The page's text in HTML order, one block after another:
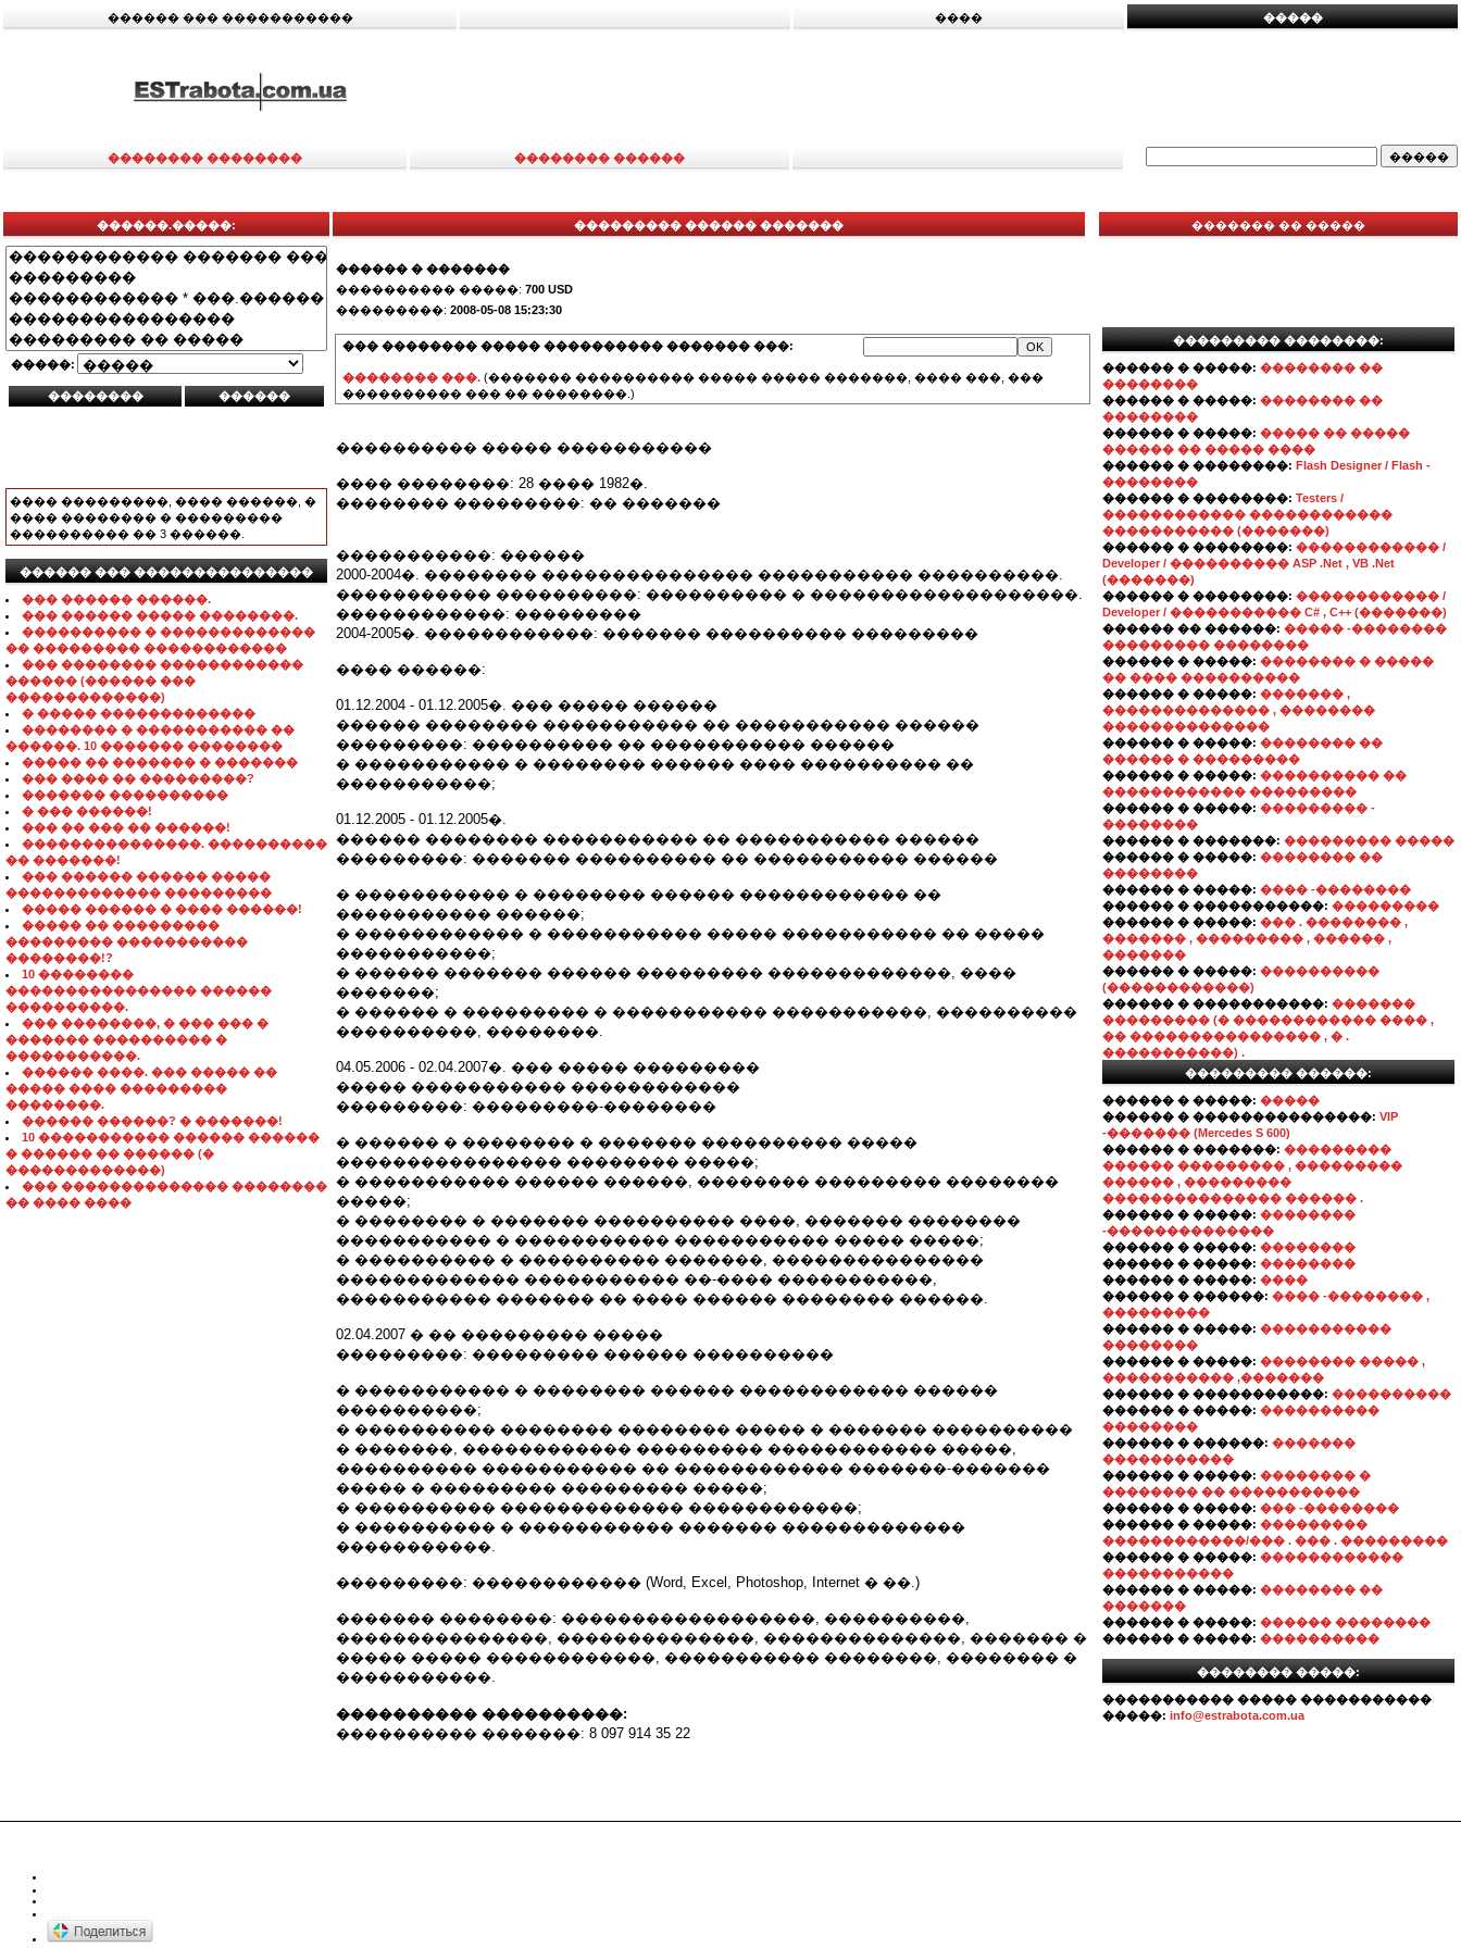
������ ��� ����������� ���� �����
�������� �������� �������� ������
������.�����:
�����:
���� ���������, ���� ������, �
���� �������� � ���������
���������� �� 3 ������.
������ ��� ���������������
��� ������ ������.
��� ������ ����� ��������.
���������� � �������������
�� ��������� ������������
��� �������� ������������
������ (������ ���
�������������)
� ����� �������������
�������� � ����������� ��
������. 10 ������� ��������
����� �� ������� � �������
��� ���� �� ���������?
������� ����������
� ��� ������!
��� �� ��� �� ������!
���������������. ����������
�� �������!
��� ������ ������ �����
������������� ���������
����� ������ � ���� ������!
����� �� ���������
��������� �����������
��������!?
10 ��������
���������������� ������
����������.
��� ��������, � ��� ��� �
������� ���������� �
�����������.
������ ����. ��� ����� ��
����� ���� ���������
��������.
������ ������? � �������!
10 ����������� ������ ������
� ������ �� ������ (�
�������������)
��� �������������� ��������
�� ���� ����
��������� ������ �������
������ � �������
���������� �����: 700 USD
���������: 2008-05-08 15:23:30
��� �������� ����� ���������� ������� ���:
�������� ���. (������� ���������� ����� ����� �������, ���� ���, ���
���������� ��� �� ��������.)
���������� ����� �����������
���� ��������: 28 ���� 1982�.
�������� ���������: �� �������
�����������: ������
2000-2004�. �������� ��������������� ����������� ����������.
����������� ����������: ���������� � �������������������.
������������: ���������
2004-2005�. ������������: ������� ���������� ���������
���� ������:
01.12.2004 - 01.12.2005�. ��� ����� ������
������ �������� ����������� �� ����������� ������
���������: ���������� �� ����������� ������
� ����������� � �������� ������ ���� ���������� ��
�����������;
01.12.2005 - 01.12.2005�.
������ �������� ����������� �� ����������� ������
���������: ������� ���������� �� ����������� ������
� ����������� � �������� ������ ������������ ��
����������� ������;
� ������������ � ����������� ����� ����������� �� �����
�����������;
� ������ ������� ������ ��������� �������������, ����
�������;
� ������ � ��������� � ����������� �����������, ����������
����������, ��������.
04.05.2006 - 02.04.2007�. ��� ����� ���������
����� ����������� ������������
���������: ���������-��������
� ������ � �������� � ������� ���������� �����
���������������� �������� �����;
� ����������� ������ ������, �������� ��������� ��������
�����;
� �������� � ������� ���������� ����, ������� ��������
����������� � ����������� ����������� ����� �����;
� ���������� � ���������� �������, ���������������
������������� ����������� ��-���� �����������,
����������� ������� �� ���� ������ �������� ������.
02.04.2007 � �� ��������� �����
���������: ��������� ������ ����������
� ����������� � �������� ������ ������������ ������
����������;
� ���������� �������� �������� ����� � ������� ����������
� �������, ������������ ��������� ������������ �����,
���������� ����������� �� ������������ �������-�������
����� � ��������� ��������� �����;
� ���������� ������������� ������������;
� ���������� � ����������� ������� �������������
�����������.
���������: ������������ (Word, Excel, Photoshop, Internet � ��.)
������� ��������: ������������������, ����������,
���������������, ��������������, ��������������, ������� �
����� ����� ������������, ����������� ��������, �������� �
�����������.
���������� ����������:
���������� �������: 8 097 914 35 22
������� �� �����
��������� ��������:
������ � �����: �������� ��
��������
������ � �����: �������� ��
��������
������ � �����: ����� �� �����
������ �� ����� ����
������ � ��������: Flash Designer / Flash -
��������
������ � ��������: Testers /
������������ ������������
����������� (�������)
������ � ��������: ������������ /
Developer / ���������� ASP .Net , VB .Net
(�������)
������ � ��������: ������������ /
Developer / ����������� C# , C++ (�������)
������ �� ������: ����� -��������
��������� ��������
������ � �����: �������� � �����
�� ���� ����������
������ � �����: ������� ,
�������������� , ��������
��������������
������ � �����: �������� ��
������ � ���������
������ � �����: ���������� ��
������������ ���������
������ � �����: ��������� -
��������
������ � �������: ��������� �����
������ � �����: �������� ��
��������
������ � �����: ���� -��������
������ � �����������: ���������
������ � �����: ��� . �������� ,
������� , ��������� , ������ ,
�������
������ � �����: ����������
(������������)
������ � �����������: �������
��������� (� ������������ ���� ,
�� ���������������� , � .
�����������) .
��������� ������:
������ � �����: �����
������ � ���������������: VIP
-������� (Mercedes S 600)
������ � �������: ���������
������ ��������� , ���������
������ , ���������
��������������� ������ .
������ � �����: ��������
-��������������
������ � �����: ��������
������ � �����: ��������
������ � �����: ����
������ � ������: ���� -�������� ,
���������
������ � �����: �����������
��������
������ � �����: �������� ����� ,
����������� ,�������
������ � �����������: ����������
������ � �����: ����������
��������
������ � ������: �������
�����������
������ � �����: �������� �
�������� �� �����������
������ � �����: ��� -��������
������ � �����: ���������
������������/��� . ��� . ���������
������ � �����: ������������
�����������
������ � �����: �������� ��
�������
������ � �����: ������ ��������
������ � �����: ����������
�������� �����:
����������� ����� �����������
�����: info@estrabota.com.ua